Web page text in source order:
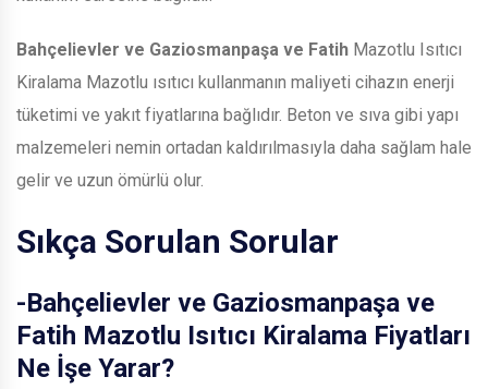
Bahçelievler ve Gaziosmanpaşa ve Fatih Mazotlu Isıtıcı
Kiralama Mazotlu ısıtıcı kullanmanın maliyeti cihazın enerji
tüketimi ve yakıt fiyatlarına bağlıdır. Beton ve sıva gibi yapı
malzemeleri nemin ortadan kaldırılmasıyla daha sağlam hale
gelir ve uzun ömürlü olur.
Sıkça Sorulan Sorular
-Bahçelievler ve Gaziosmanpaşa ve
Fatih Mazotlu Isıtıcı Kiralama Fiyatları
Ne İşe Yarar?